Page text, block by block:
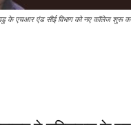
के एचआर एंड सीई विभाग को नए कॉलेज शुरू